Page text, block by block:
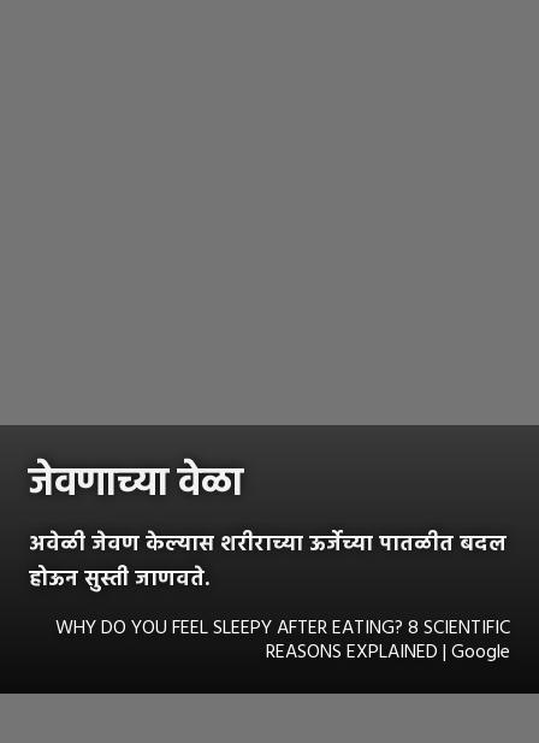
जेवणाच्या वेळा
अवेळी जेवण केल्यास शरीराच्या ऊर्जेच्या पातळीत बदल
होऊन सुस्ती जाणवते.
WHY DO YOU FEEL SLEEPY AFTER EATING? 8 SCIENTIFIC
REASONS EXPLAINED | Google